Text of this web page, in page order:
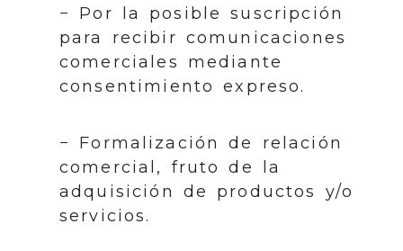
− Por la posible suscripción
para recibir comunicaciones
comerciales mediante
consentimiento expreso.
− Formalización de relación
comercial, fruto de la
adquisición de productos y/o
servicios.